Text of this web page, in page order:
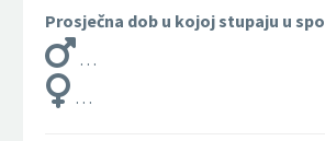
Prosječna dob u kojoj stupaju u
…
…